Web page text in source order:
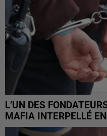
L’UN DES
MAFIA INTERPELLÉ